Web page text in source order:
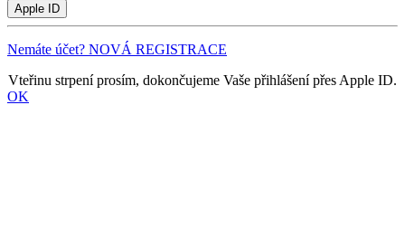
Apple ID
Nemáte účet? NOVÁ REGISTRACE
Vteřinu strpení prosím, dokončujeme Vaše přihlášení přes Apple ID.
OK